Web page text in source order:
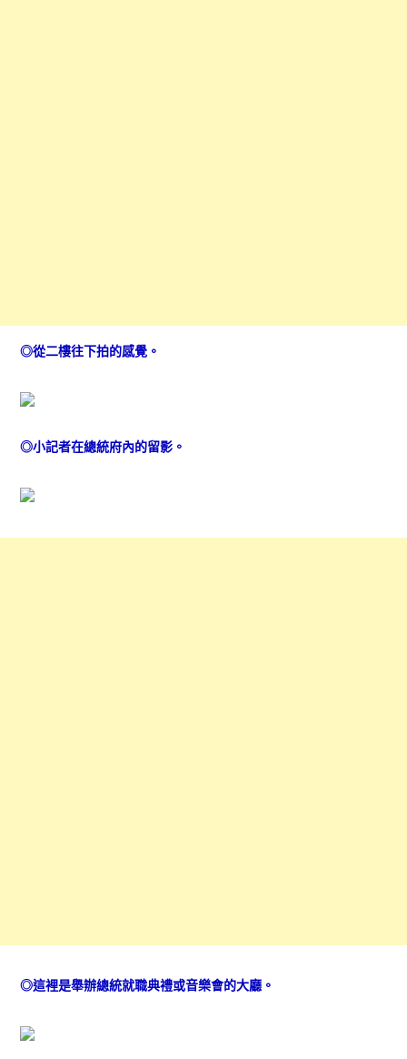
◎從二樓往下拍的感覺。
◎小記者在總統府內的留影。
◎這裡是舉辦總統就職典禮或音樂會的大廳。